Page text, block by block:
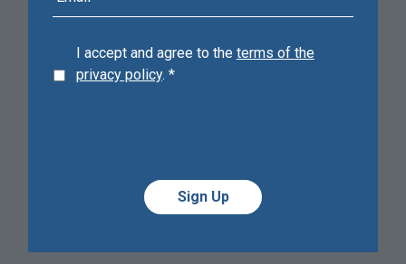
address
I accept and agree to the terms of the
privacy policy. *